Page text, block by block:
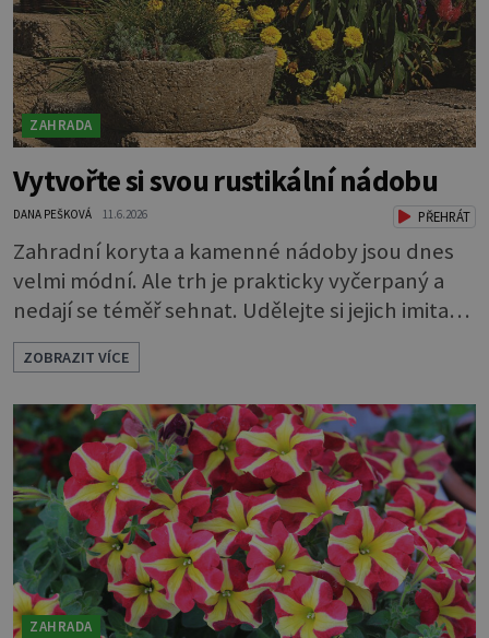
ZAHRADA
Vytvořte si svou rustikální nádobu
DANA PEŠKOVÁ 11.6.2026 PŘEHRÁT
Zahradní koryta a kamenné nádoby jsou dnes
velmi módní. Ale trh je prakticky vyčerpaný a
nedají se téměř sehnat. Udělejte si jejich imitaci,
která je téměř k nerozeznání od originálu.
Ozdobte se zahradu vlastnoručně vyrobenými
nádobami z umělého kamene. Můžete si ho
udělat sami. Z hmoty, které se říká hypertufa. A
co víc, můžete si vymyslet, jaký bude mít tvar,
jak bude velký i jaký mu určíte os
ZOBRAZIT VÍCE
ZAHRADA